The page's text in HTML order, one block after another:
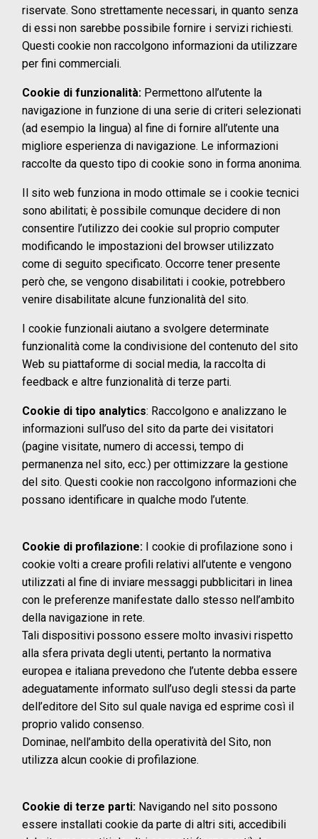
riservate. Sono strettamente necessari, in quanto senza
di essi non sarebbe possibile fornire i servizi richiesti.
Questi cookie non raccolgono informazioni da utilizzare
per fini commerciali.
Cookie di funzionalità: Permettono all’utente la
navigazione in funzione di una serie di criteri selezionati
(ad esempio la lingua) al fine di fornire all’utente una
migliore esperienza di navigazione. Le informazioni
raccolte da questo tipo di cookie sono in forma anonima.
Il sito web funziona in modo ottimale se i cookie tecnici
sono abilitati; è possibile comunque decidere di non
consentire l’utilizzo dei cookie sul proprio computer
modificando le impostazioni del browser utilizzato
come di seguito specificato. Occorre tener presente
però che, se vengono disabilitati i cookie, potrebbero
venire disabilitate alcune funzionalità del sito.
I cookie funzionali aiutano a svolgere determinate
funzionalità come la condivisione del contenuto del sito
Web su piattaforme di social media, la raccolta di
feedback e altre funzionalità di terze parti.
Cookie di tipo analytics: Raccolgono e analizzano le
informazioni sull’uso del sito da parte dei visitatori
(pagine visitate, numero di accessi, tempo di
permanenza nel sito, ecc.) per ottimizzare la gestione
del sito. Questi cookie non raccolgono informazioni che
possano identificare in qualche modo l’utente.
Cookie di profilazione: I cookie di profilazione sono i
cookie volti a creare profili relativi all’utente e vengono
utilizzati al fine di inviare messaggi pubblicitari in linea
con le preferenze manifestate dallo stesso nell’ambito
della navigazione in rete.
Tali dispositivi possono essere molto invasivi rispetto
alla sfera privata degli utenti, pertanto la normativa
europea e italiana prevedono che l’utente debba essere
adeguatamente informato sull’uso degli stessi da parte
dell’editore del Sito sul quale naviga ed esprime così il
proprio valido consenso.
Dominae, nell’ambito della operatività del Sito, non
utilizza alcun cookie di profilazione.
Cookie di terze parti: Navigando nel sito possono
essere installati cookie da parte di altri siti, accedibili